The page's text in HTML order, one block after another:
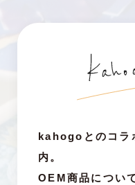
kahogoとのコラ
内。
OEM商品につい